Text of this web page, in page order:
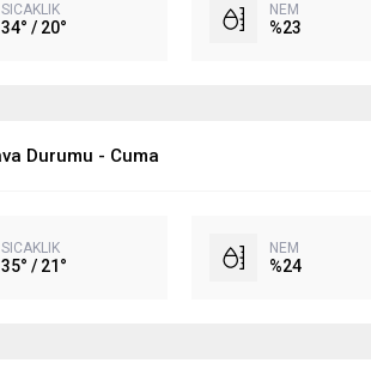
SICAKLIK
34° / 20°
NEM
%23
Durumu - Cuma
SICAKLIK
35° / 21°
NEM
%24